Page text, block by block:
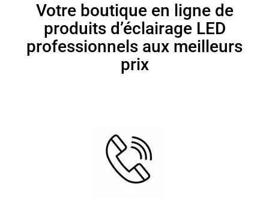
Votre boutique en ligne de
produits d’éclairage LED
professionnels aux meilleurs
prix